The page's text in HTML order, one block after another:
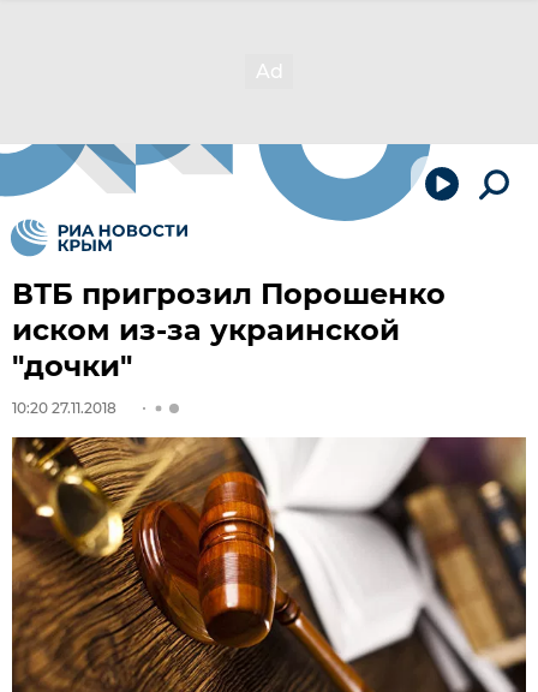
ВТБ пригрозил Порошенко
иском из-за украинской
"дочки"
10:20 27.11.2018